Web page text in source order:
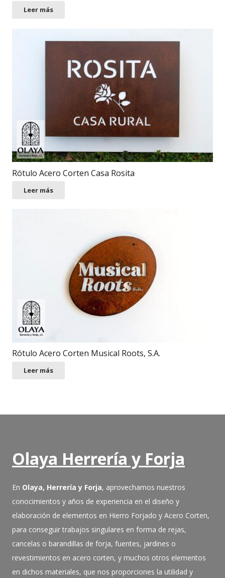
Leer más
Rótulo Acero Corten Casa Rosita
Leer más
Rótulo Acero Corten Musical Roots, S.A.
Leer más
Olaya Herrería y Forja
En Olaya, Herrería y Forja, aprovechamos nuestros
conocimientos y años de experiencia en el diseño y
elaboración de elementos en Hierro Forjado y Acero Corten,
para conseguir trabajos singulares en forma de rejas,
cancelas o barandillas de forja, fuentes, jardines o
revestimientos en acero corten, y muchos otros elementos
en dichos materiales, que nos proporciones la utilidad y